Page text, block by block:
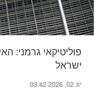
פוליטיקאי גרמני:
ישראל
יונ 02, 2026 03:42